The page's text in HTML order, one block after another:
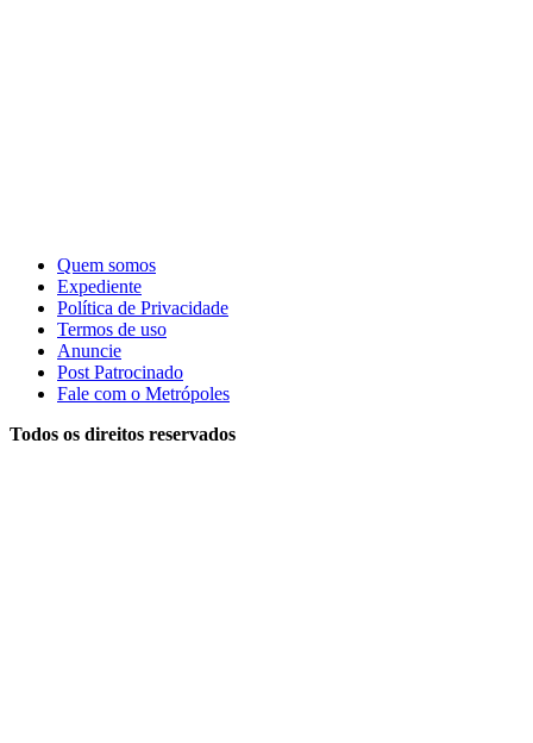
Quem somos
Expediente
Política de Privacidade
Termos de uso
Anuncie
Post Patrocinado
Fale com o Metrópoles
Todos os direitos reservados